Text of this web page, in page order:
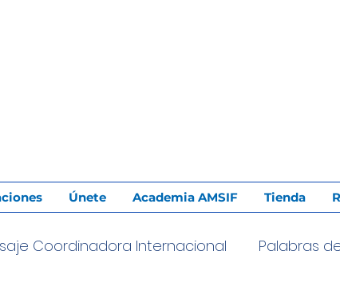
Únete Academia AMSIF Tienda
Coordinadora Internacional Palabras